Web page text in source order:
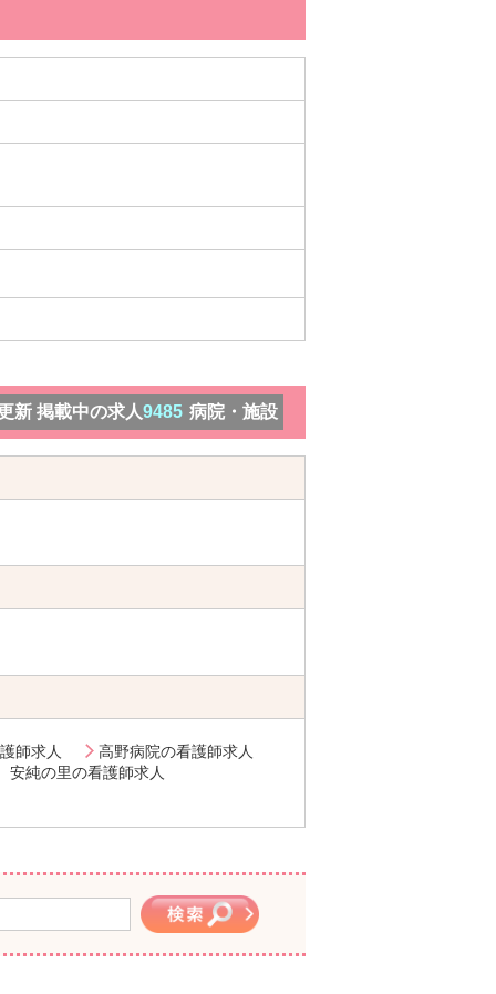
新 掲載中の求人9485 病院・施設
師求人
高野病院の看護師求人
純の里の看護師求人